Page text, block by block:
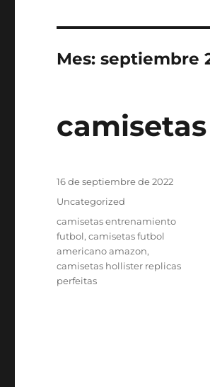
Mes:septiembre
Publicado
16 de septiembre de 2022
Categorías
Uncategorized
Etiquetas
camisetas entrenamiento
futbol,camisetas futbol
americano amazon,
camisetas hollister replicas
perfeitas